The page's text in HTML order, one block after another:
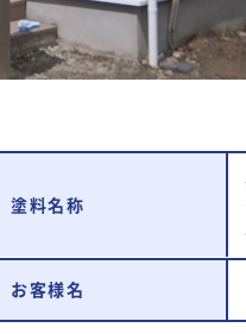
塗料名称
お客様名